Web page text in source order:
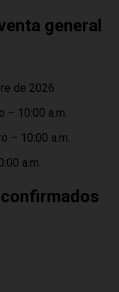
general
de 2026
– 10:00 a.m.
– 10:00 a.m.
a.m.